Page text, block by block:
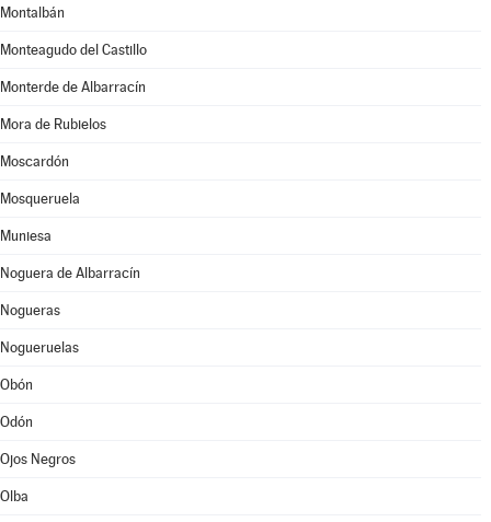
Montalbán
Monteagudo del Castillo
Monterde de Albarracín
Mora de Rubielos
Moscardón
Mosqueruela
Muniesa
Noguera de Albarracín
Nogueras
Nogueruelas
Obón
Odón
Ojos Negros
Olba